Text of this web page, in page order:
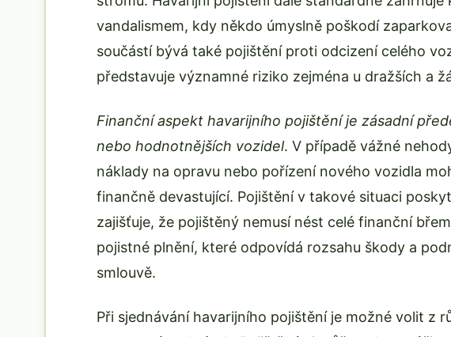
vandalismem, kdy někdo úmyslně poškodí
součástí bývá také pojištění proti odcizení celého
představuje významné riziko zejména u dražších a
Finanční aspekt havarijního pojištění je zásadní
nebo hodnotnějších vozidel. V případě vážné
náklady na opravu nebo pořízení nového vozidla
finančně devastující. Pojištění v takové situaci
zajišťuje, že pojištěný nemusí nést celé finanční
pojistné plnění, které odpovídá rozsahu škody a
smlouvě.
Při sjednávání havarijního pojištění je možné volit z